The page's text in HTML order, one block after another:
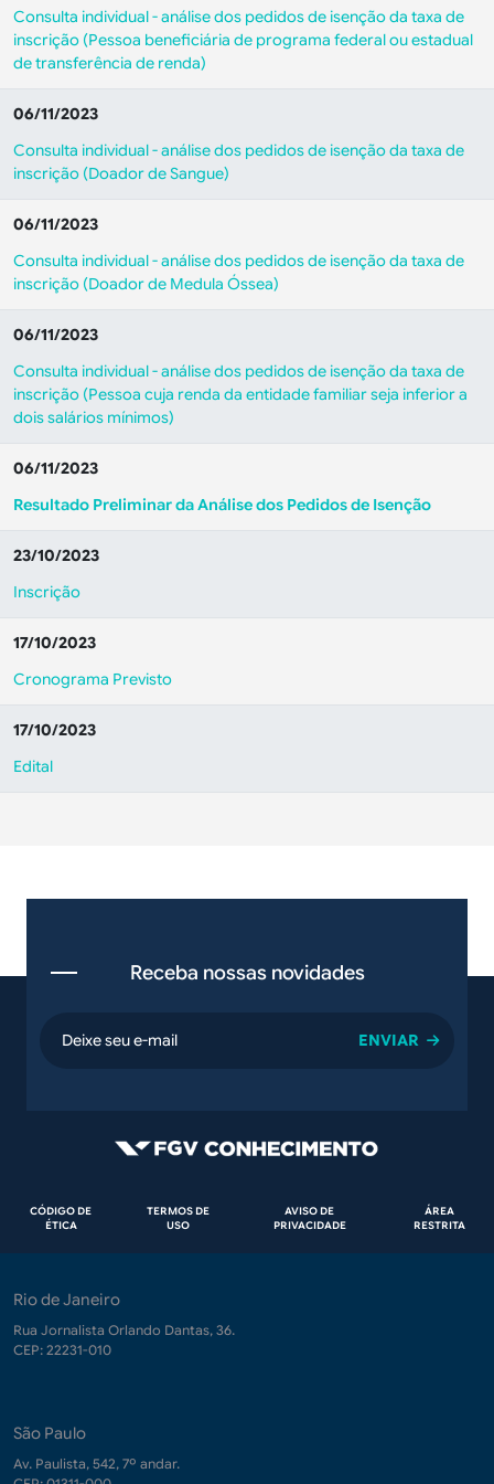
Consulta individual - análise dos pedidos de isenção da taxa de
inscrição (Pessoa beneficiária de programa federal ou estadual
de transferência de renda)
06/11/2023
Consulta individual - análise dos pedidos de isenção da taxa de
inscrição (Doador de Sangue)
06/11/2023
Consulta individual - análise dos pedidos de isenção da taxa de
inscrição (Doador de Medula Óssea)
06/11/2023
Consulta individual - análise dos pedidos de isenção da taxa de
inscrição (Pessoa cuja renda da entidade familiar seja inferior a
dois salários mínimos)
06/11/2023
Resultado Preliminar da Análise dos Pedidos de Isenção
23/10/2023
Inscrição
17/10/2023
Cronograma Previsto
17/10/2023
Edital
Receba nossas novidades
email
Rodapé
CÓDIGO DE
ÉTICA
TERMOS DE
USO
AVISO DE
PRIVACIDADE
ÁREA
RESTRITA
Rio de Janeiro
Rua Jornalista Orlando Dantas, 36.
CEP: 22231-010
São Paulo
Av. Paulista, 542, 7º andar.